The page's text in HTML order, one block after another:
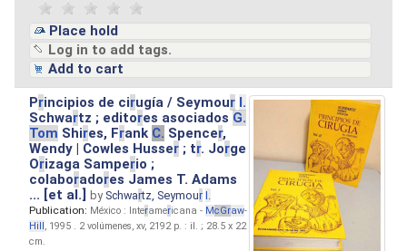
Place hold
Log in to add tags.
Add to cart
Principios de cirugía / Seymour I.
Schwartz ; editores asociados G.
Tom Shires, Frank C. Spencer,
Wendy | Cowles Husser ; tr. Jorge
Orizaga Samperio ;
colaboradores James T. Adams
... [et al.]by Schwartz, Seymour I.
Publication: México : Interamericana - McGraw-
Hill, 1995 . 2 volúmenes, xv, 2192 p. : il. ; 28.5 x 22
cm.